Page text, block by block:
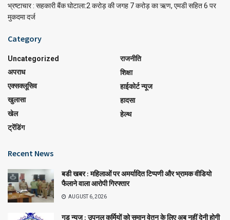
भ्रष्टाचार : सहकारी बैंक घोटाला:2 करोड़ की जगह 7 करोड़ का ऋण, एमडी सहित 6 पर
मुकदमा दर्ज
Category
Uncategorized
अपराध
एक्सक्लूसिव
खुलासा
खेल
ट्रेंडिंग
राजनीति
शिक्षा
हाईकोर्ट न्यूज
हादसा
हेल्थ
Recent News
बडी खबर : महिलाओं पर अमर्यादित टिप्पणी और भ्रामक वीडियो
फैलाने वाला आरोपी गिरफ्तार
AUGUST 6, 2026
गुड न्यूज : उपनल कर्मियों को समान वेतन के लिए अब नहीं देनी होगी